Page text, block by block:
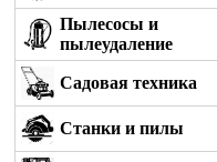
Пылесосы и
пылеудаление
Садовая техника
Станки и пилы